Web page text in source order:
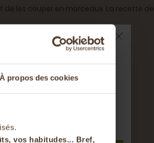
À propos des cookies
vos habitudes... Bref,
les couper en morceaux. La recette de
la rose...
sur votre
notre newsletter